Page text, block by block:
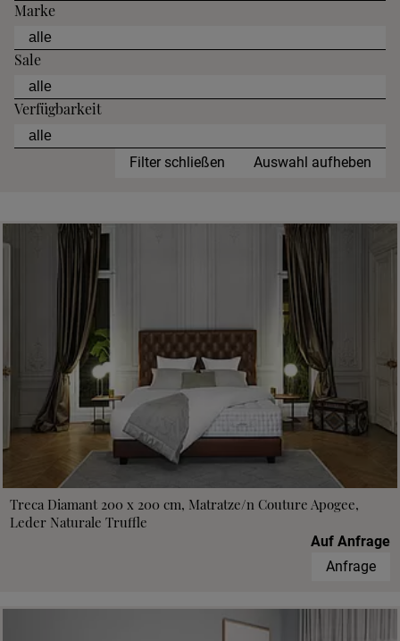
Marke
Sale
Verfügbarkeit
Filter schließen Auswahl aufheben
Treca Diamant 200 x 200 cm, Matratze/n Couture Apogee,
Leder Naturale Truffle
Auf Anfrage
Anfrage